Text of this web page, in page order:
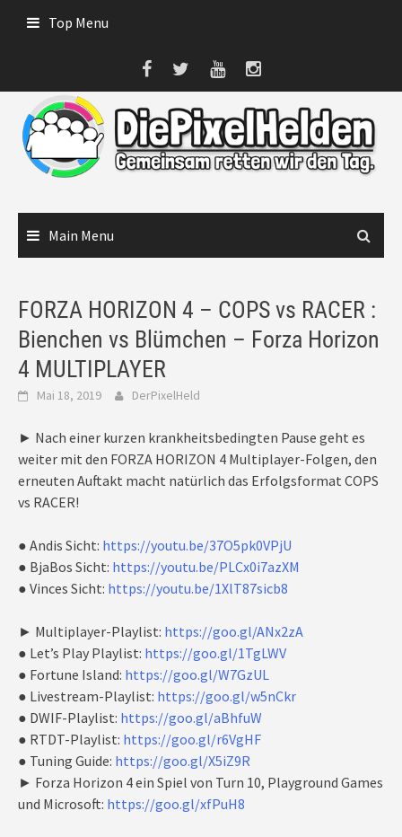
Top Menu
Main Menu
FORZA HORIZON 4 – COPS vs RACER :
Bienchen vs Blümchen – Forza Horizon
4 MULTIPLAYER
Mai 18, 2019 DerPixelHeld
► Nach einer kurzen krankheitsbedingten Pause geht es
weiter mit den FORZA HORIZON 4 Multiplayer-Folgen, den
erneuten Auftakt macht natürlich das Erfolgsformat COPS
vs RACER!
● Andis Sicht: https://youtu.be/37O5pk0VPjU
● BjaBos Sicht: https://youtu.be/PLCx0i7azXM
● Vinces Sicht: https://youtu.be/1XlT87sicb8
► Multiplayer-Playlist: https://goo.gl/ANx2zA
● Let’s Play Playlist: https://goo.gl/1TgLWV
● Fortune Island: https://goo.gl/W7GzUL
● Livestream-Playlist: https://goo.gl/w5nCkr
● DWIF-Playlist: https://goo.gl/aBhfuW
● RTDT-Playlist: https://goo.gl/r6VgHF
● Tuning Guide: https://goo.gl/X5iZ9R
► Forza Horizon 4 ein Spiel von Turn 10, Playground Games
und Microsoft: https://goo.gl/xfPuH8